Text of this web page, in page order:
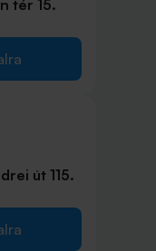
tér 15.
út 115.